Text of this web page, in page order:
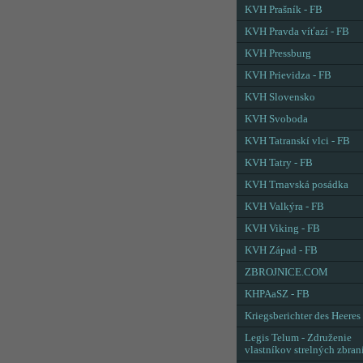
KVH Prašník - FB
KVH Pravda víťazí - FB
KVH Pressburg
KVH Prievidza - FB
KVH Slovensko
KVH Svoboda
KVH Tatranskí vlci - FB
KVH Tatry - FB
KVH Trnavská posádka
KVH Valkýra - FB
KVH Viking - FB
KVH Západ - FB
ZBROJNICE.COM
KHPAaSZ - FB
Kriegsberichter des Heeres
Legis Telum - Združenie
vlastníkov strelných